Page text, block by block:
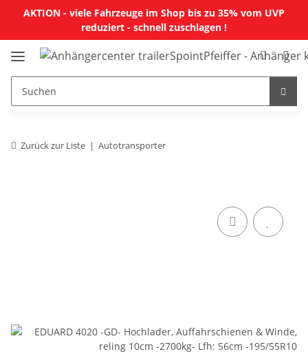
AKTION - viele Fahrzeuge im Shop bis zu 35% vom UVP
reduziert - schnell zuschlagen !
Zurück zur Liste Autotransporter